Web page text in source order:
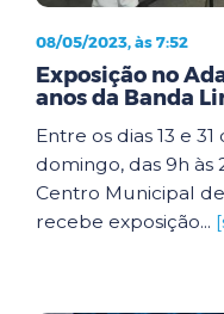
08/05/2023, às 7:52
Exposição no
anos da Banda
Entre os dias 13 e
domingo, das 9h às
Centro Municipal
recebe exposição...